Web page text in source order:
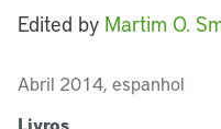
Edited by Martim O.
Abril 2014, espanhol
Livros